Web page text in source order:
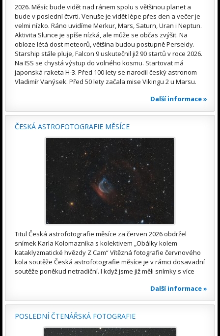
2026. Měsíc bude vidět nad ránem spolu s většinou planet a
bude v poslední čtvrti. Venuše je vidět lépe přes den a večer je
velmi nízko. Ráno uvidíme Merkur, Mars, Saturn, Uran i Neptun.
Aktivita Slunce je spíše nízká, ale může se občas zvýšit. Na
obloze létá dost meteorů, většina budou postupně Perseidy.
Starship stále pluje, Falcon 9 uskutečnil již 90 startů v roce 2026.
Na ISS se chystá výstup do volného kosmu. Startovat má
japonská raketa H-3. Před 100 lety se narodil český astronom
Vladimír Vanýsek. Před 50 lety začala mise Vikingu 2 u Marsu.
Další informace »
ČESKÁ ASTROFOTOGRAFIE MĚSÍCE
Titul Česká astrofotografie měsíce za červen 2026 obdržel
snímek Karla Kolomazníka s kolektivem „Obálky kolem
kataklyzmatické hvězdy Z Cam“ Vítězná fotografie červnového
kola soutěže Česká astrofotografie měsíce je v rámci dosavadní
soutěže poněkud netradiční. I když jsme již měli snímky s více
Další informace »
POSLEDNÍ ČTENÁŘSKÁ FOTOGRAFIE